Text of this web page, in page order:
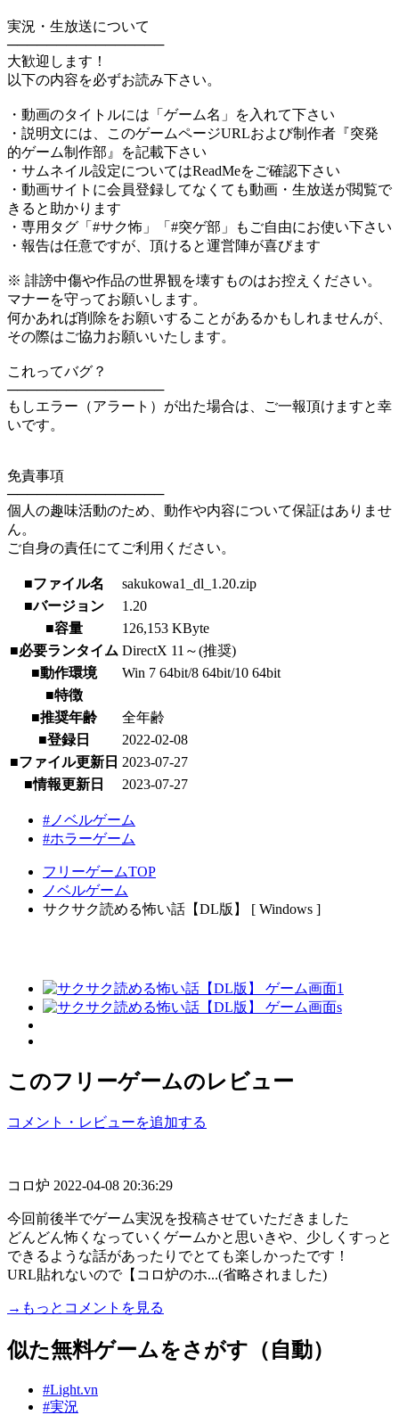
実況・生放送について
────────────────
大歓迎します！
以下の内容を必ずお読み下さい。
・動画のタイトルには「ゲーム名」を入れて下さい
・説明文には、このゲームページURLおよび制作者『突発
的ゲーム制作部』を記載下さい
・サムネイル設定についてはReadMeをご確認下さい
・動画サイトに会員登録してなくても動画・生放送が閲覧で
きると助かります
・専用タグ「#サク怖」「#突ゲ部」もご自由にお使い下さい
・報告は任意ですが、頂けると運営陣が喜びます
※ 誹謗中傷や作品の世界観を壊すものはお控えください。
マナーを守ってお願いします。
何かあれば削除をお願いすることがあるかもしれませんが、
その際はご協力お願いいたします。
これってバグ？
────────────────
もしエラー（アラート）が出た場合は、ご一報頂けますと幸
いです。
免責事項
────────────────
個人の趣味活動のため、動作や内容について保証はありませ
ん。
ご自身の責任にてご利用ください。
■ファイル名
sakukowa1_dl_1.20.zip
■バージョン
1.20
■容量
126,153 KByte
■必要ランタイム DirectX 11～(推奨)
■動作環境
Win 7 64bit/8 64bit/10 64bit
■特徴
■推奨年齢
全年齢
■登録日
2022-02-08
■ファイル更新日 2023-07-27
■情報更新日
2023-07-27
#ノベルゲーム
#ホラーゲーム
フリーゲームTOP
ノベルゲーム
サクサク読める怖い話【DL版】 [ Windows ]
このフリーゲームのレビュー
コメント・レビューを追加する
コロ炉 2022-04-08 20:36:29
今回前後半でゲーム実況を投稿させていただきました
どんどん怖くなっていくゲームかと思いきや、少しくすっと
できるような話があったりでとても楽しかったです！
URL貼れないので【コロ炉のホ...(省略されました)
→もっとコメントを見る
似た無料ゲームをさがす（自動）
#Light.vn
#実況